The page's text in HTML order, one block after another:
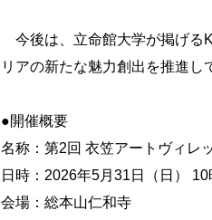
今後は、立命館大学が掲げる
リアの新たな魅力創出を推進し
●開催概要
名称：第2回 衣笠アートヴィレ
日時：2026年5月31日（日）
会場：総本山仁和寺